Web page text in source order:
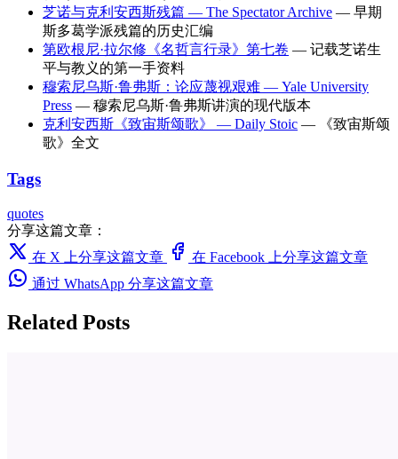
芝诺与克利安西斯残篇 — The Spectator Archive — 早期
斯多葛学派残篇的历史汇编
第欧根尼·拉尔修《名哲言行录》第七卷 — 记载芝诺生
平与教义的第一手资料
穆索尼乌斯·鲁弗斯：论应蔑视艰难 — Yale University
Press — 穆索尼乌斯·鲁弗斯讲演的现代版本
克利安西斯《致宙斯颂歌》 — Daily Stoic — 《致宙斯颂
歌》全文
Tags
quotes
分享这篇文章：
在 X 上分享这篇文章
在 Facebook 上分享这篇文章
通过 WhatsApp 分享这篇文章
Related Posts